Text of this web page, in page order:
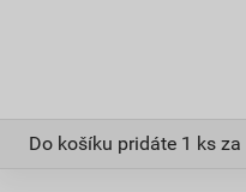
Do košíku pridáte 1 ks za